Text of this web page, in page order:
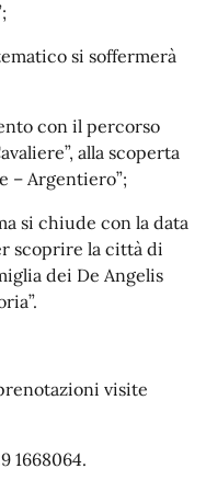
si soffermerà
con il percorso
alla scoperta
– Argentiero”;
si chiude con la data
scoprire la città di
dei De Angelis
visite
1668064.